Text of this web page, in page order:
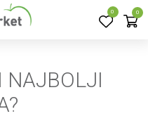
0 0
NAJBOLJI